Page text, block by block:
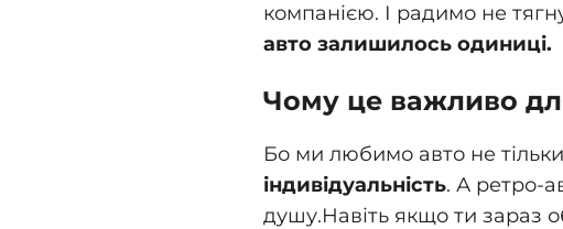
компанією. І радимо не
авто залишилось одиниці.
Чому це важливо
Бо ми любимо авто не
індивідуальність. А ретро-
душу.Навіть якщо ти зараз